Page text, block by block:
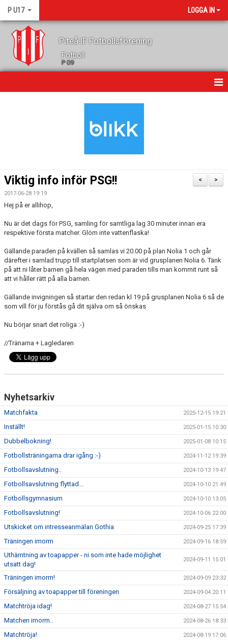
P U17 LOGGA IN
Piteå IF Fotbollsförening
Fotboll
P 09
TRUPPEN
BILDGALLERI
DOKUMENT
KONTAKT
GÄSTBOK
MEDLEMSKAP
>
<
Viktig info inför PSG!!
2017-06-28 19:19
Hej på er allihop,
Nu är det dags för PSG, samling för samtliga lag 30 minuter innan era
respektive första matcher. Glöm inte vattenflaska!
Gällande paraden på kvällen så samlas vi 20.00 på plan Nolia 1 och går
därefter i samlad trupp till startplatsen som är vid grusplanen Nolia 6. Tänk
på att ni låter barnen gå hela vägen med paraden tills man kommit runt så
att vi håller rätt på alla barnen.
Gällande invigningen så startar den redan kl 19 på grusplanen Nolia 6 så de
som vill för ju förstås gå dit själva om så önskas
Nu börjar snart det roliga :-)
//Tränarna + Lagledaren
Nyhetsarkiv
Matchfakta 2025-12-15 19:21
Inställt! 2025-01-15 10:30
Dubbelbokning! 2025-01-08 10:15
Fotbollsträningarna drar igång :-) 2024-11-12 19:39
Fotbollsavslutning.. 2024-10-13 19:47
Fotbollsavslutning flyttad... 2024-10-10 21:49
Fotbollsgymnasium 2024-10-10 13:05
Fotbollsavslutning! 2024-10-06 22:00
Utskicket om intresseanmälan Gothia 2024-09-25 17:39
Träningen imorrn 2024-09-16 18:59
Uthämtning av toapapper - ni som inte hade möjlighet
utsatt dag!
2024-09-11 15:01
Träningen imorrn! 2024-09-09 23:32
Försäljning av toapapper till föreningen 2024-09-04 20:11
Matchtröja idag! 2024-08-27 15:54
Matchen imorrn.. 2024-08-26 18:33
Matchtröja! 2024-08-19 17:06